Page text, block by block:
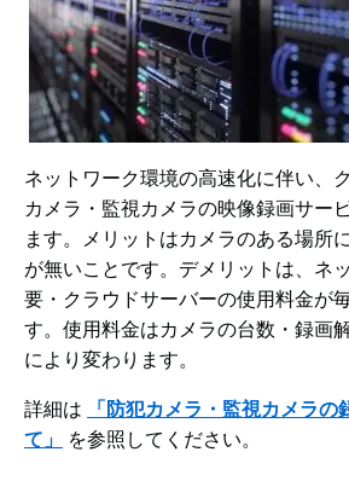
ネットワーク環境の高速化に伴い、
カメラ・監視カメラの映像録画サー
ます。メリットはカメラのある場所
が無いことです。デメリットは、ネ
要・クラウドサーバーの使用料金が
す。使用料金はカメラの台数・録画
により変わります。
詳細は
「防犯カメラ・監視カメラ
て」
を参照してください。